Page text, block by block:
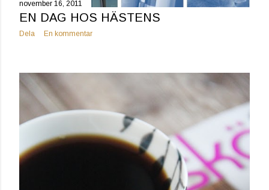
november 16, 2011
EN DAG HOS HÄSTENS
Dela En kommentar